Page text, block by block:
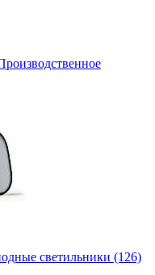
светильники (126)